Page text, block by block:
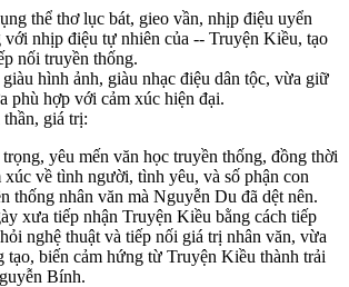
thể thơ lục bát, gieo vần, nhịp điệu uyển
với nhịp điệu tự nhiên của -- Truyện Kiều, tạo
nối truyền thống.
hình ảnh, giàu nhạc điệu dân tộc, vừa giữ
phù hợp với cảm xúc hiện đại.
giá trị:
yêu mến văn học truyền thống, đồng thời
về tình người, tình yêu, và số phận con
thống nhân văn mà Nguyễn Du đã dệt nên.
xưa tiếp nhận Truyện Kiều bằng cách tiếp
nghệ thuật và tiếp nối giá trị nhân văn, vừa
tạo, biến cảm hứng từ Truyện Kiều thành trải
Bính.